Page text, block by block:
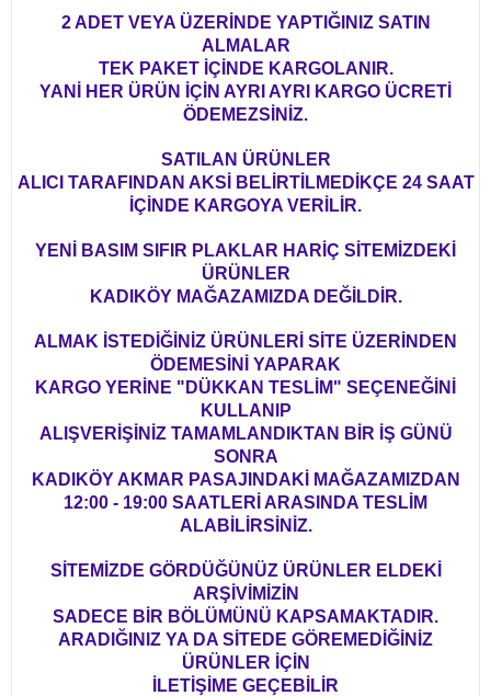
2 ADET VEYA ÜZERİNDE YAPTIĞINIZ SATIN
ALMALAR
TEK PAKET İÇİNDE KARGOLANIR.
YANİ HER ÜRÜN İÇİN AYRI AYRI KARGO ÜCRETİ
ÖDEMEZSİNİZ.
SATILAN ÜRÜNLER
ALICI TARAFINDAN AKSİ BELİRTİLMEDİKÇE 24 SAAT
İÇİNDE KARGOYA VERİLİR.
YENİ BASIM SIFIR PLAKLAR HARİÇ SİTEMİZDEKİ
ÜRÜNLER
KADIKÖY MAĞAZAMIZDA DEĞİLDİR.
ALMAK İSTEDİĞİNİZ ÜRÜNLERİ SİTE ÜZERİNDEN
ÖDEMESİNİ YAPARAK
KARGO YERİNE "DÜKKAN TESLİM" SEÇENEĞİNİ
KULLANIP
ALIŞVERİŞİNİZ TAMAMLANDIKTAN BİR İŞ GÜNÜ
SONRA
KADIKÖY AKMAR PASAJINDAKİ MAĞAZAMIZDAN
12:00 - 19:00 SAATLERİ ARASINDA TESLİM
ALABİLİRSİNİZ.
SİTEMİZDE GÖRDÜĞÜNÜZ ÜRÜNLER ELDEKİ
ARŞİVİMİZİN
SADECE BİR BÖLÜMÜNÜ KAPSAMAKTADIR.
ARADIĞINIZ YA DA SİTEDE GÖREMEDİĞİNİZ
ÜRÜNLER İÇİN
İLETİŞİME GEÇEBİLİR